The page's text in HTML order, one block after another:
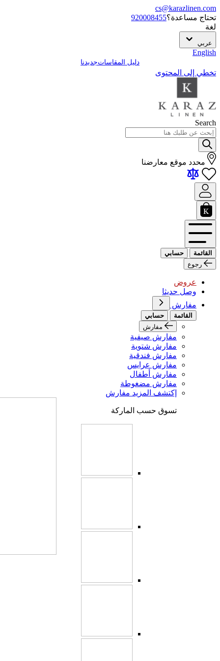
cs@karazlinen.com
تحتاج مساعدة؟920008455
لغة
عربي
English
دليل المقاساتجديدنا
تخطي إلى المحتوى
Search
محدد موقع معارضنا
القائمة
حسابي
رجوع
عروض
وصل حديثا
مفارش
القائمة
حسابي
مفارش
مفارش صيفية
مفارش شتوية
مفارش فندقية
مفارش عرايس
مفارش أطفال
مفارش مضغوطة
إكتشف المزيد مفارش
تسوق حسب الماركة